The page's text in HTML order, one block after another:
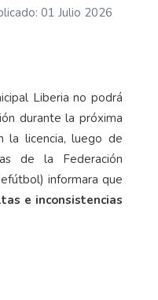
01 Julio 2026
Liberia no podrá
durante la próxima
la licencia, luego de
de la Federación
informara que
e inconsistencias